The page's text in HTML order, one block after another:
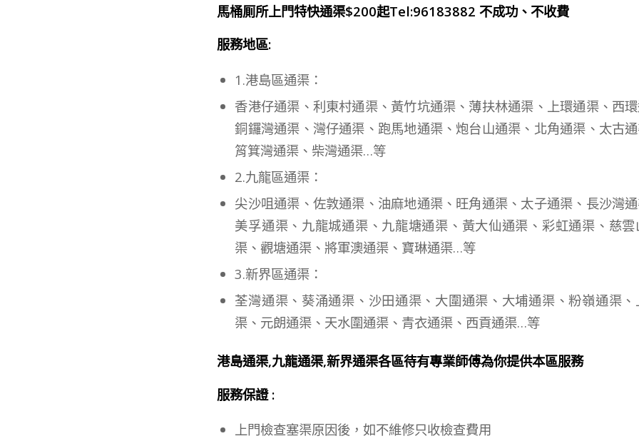
馬桶厠所上門特快通渠$200起Tel:96183882 不成功、不收費
服務地區:
1.港島區通渠：
香港仔通渠、利東村通渠、黃竹坑通渠、薄扶林通渠、上環通渠、西
銅鑼灣通渠、灣仔通渠、跑馬地通渠、炮台山通渠、北角通渠、太古
筲箕灣通渠、柴灣通渠…等
2.九龍區通渠：
尖沙咀通渠、佐敦通渠、油麻地通渠、旺角通渠、太子通渠、長沙灣
美孚通渠、九龍城通渠、九龍塘通渠、黃大仙通渠、彩虹通渠、慈
渠、觀塘通渠、將軍澳通渠、寶琳通渠…等
3.新界區通渠：
荃灣通渠、葵涌通渠、沙田通渠、大圍通渠、大埔通渠、粉嶺通渠
渠、元朗通渠、天水圍通渠、青衣通渠、西貢通渠…等
港島通渠,九龍通渠,新界通渠各區待有專業師傅為你提供本區服務
服務保證 :
上門檢查塞渠原因後，如不維修只收檢查費用